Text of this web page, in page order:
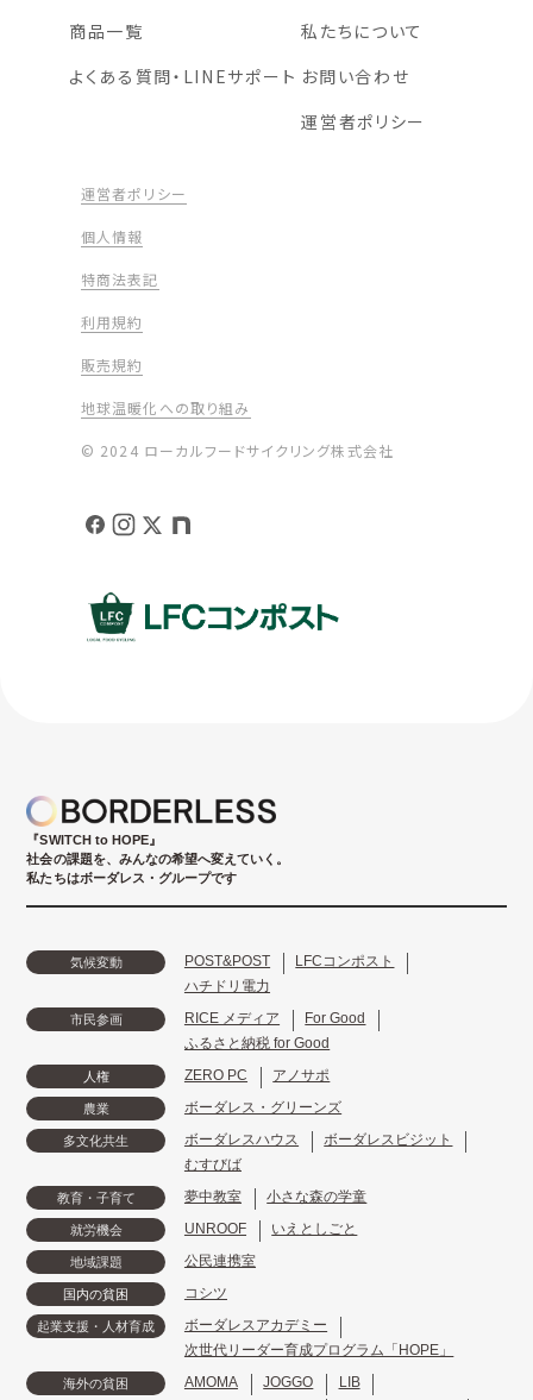
商品一覧
よくある質問・LINEサポート
私たちについて
お問い合わせ
運営者ポリシー
© 2024 ローカルフードサイクリング株式会社
運営者ポリシー
個人情報
特商法表記
利用規約
販売規約
地球温暖化への取り組み
『SWITCH to HOPE』
社会の課題を、みんなの希望へ変えていく。
私たちはボーダレス・グループです
気候変動 POST&POST
LFCコンポスト
ハチドリ電力
市民参画 RICE メディア
For Good
ふるさと納税 for Good
人権 ZERO PC アノサポ
農業 ボーダレス・グリーンズ
多文化共生 ボーダレスハウス
ボーダレスビジット
むすびば
教育・子育て 夢中教室 小さな森の学童
就労機会 UNROOF いえとしごと
地域課題 公民連携室
国内の貧困 コシツ
起業支援・人材育成
ボーダレスアカデミー
次世代リーダー育成プログラム「HOPE」
海外の貧困 AMOMA JOGGO
LIB